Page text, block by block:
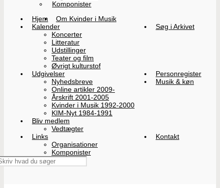
Komponister
Hjem
Om Kvinder i Musik
Kalender
Koncerter
Litteratur
Udstillinger
Teater og film
Øvrigt kulturstof
Søg i Arkivet
Udgivelser
Nyhedsbreve
Online artikler 2009-
Årskrift 2001-2005
Kvinder i Musik 1992-2000
KIM-Nyt 1984-1991
Personregister
Musik & køn
Bliv medlem
Vedtægter
Links
Organisationer
Komponister
Kontakt